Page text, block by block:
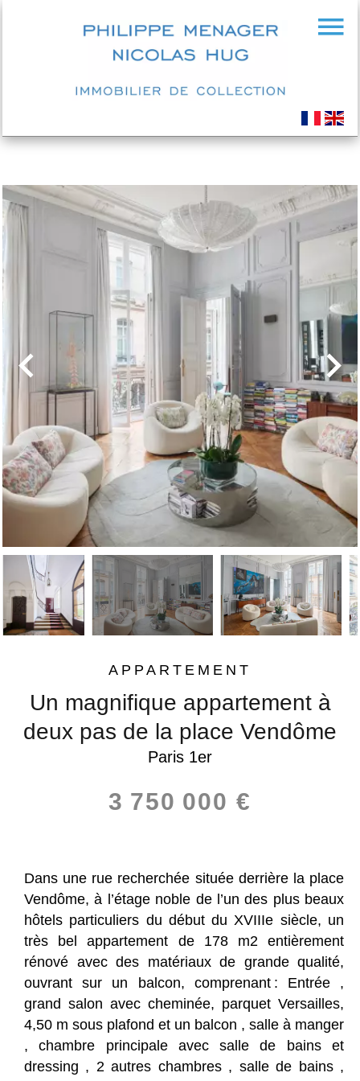
APPARTEMENT
Un magnifique appartement à
deux pas de la place Vendôme
Paris 1er
3 750 000 €
Dans une rue recherchée située derrière la place
Vendôme, à l’étage noble de l’un des plus beaux
hôtels particuliers du début du XVIIIe siècle, un
très bel appartement de 178 m2 entièrement
rénové avec des matériaux de grande qualité,
ouvrant sur un balcon, comprenant : Entrée ,
grand salon avec cheminée, parquet Versailles,
4,50 m sous plafond et un balcon , salle à manger
, chambre principale avec salle de bains et
dressing , 2 autres chambres , salle de bains ,